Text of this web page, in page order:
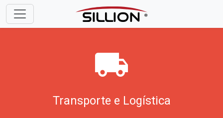
local_shipping
Transporte e Logística